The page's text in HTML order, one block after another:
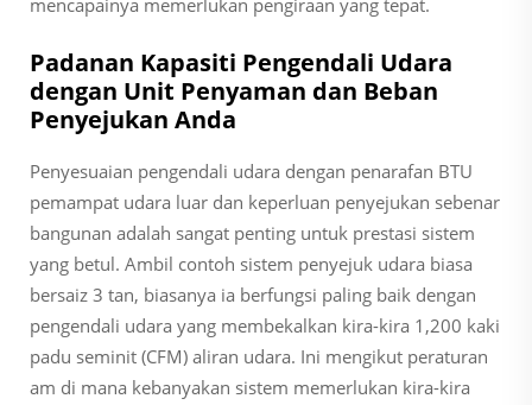
Padanan Kapasiti Pengendali Udara
dengan Unit Penyaman dan Beban
Penyejukan Anda
Penyesuaian pengendali udara dengan penarafan BTU
pemampat udara luar dan keperluan penyejukan sebenar
bangunan adalah sangat penting untuk prestasi sistem
yang betul. Ambil contoh sistem penyejuk udara biasa
bersaiz 3 tan, biasanya ia berfungsi paling baik dengan
pengendali udara yang membekalkan kira-kira 1,200 kaki
padu seminit (CFM) aliran udara. Ini mengikut peraturan
am di mana kebanyakan sistem memerlukan kira-kira